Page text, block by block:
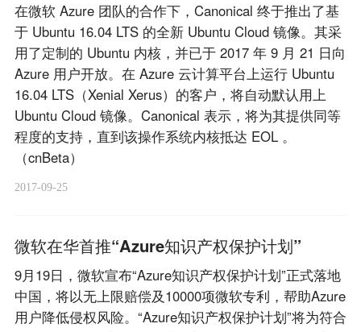
在微软 Azure 团队的合作下，Canonical 终于推出了基
于 Ubuntu 16.04 LTS 的全新 Ubuntu Cloud 镜像。其采
用了定制的 Ubuntu 内核，并已于 2017 年 9 月 21 日向
Azure 用户开放。在 Azure 云计算平台上运行 Ubuntu
16.04 LTS（Xenial Xerus）的客户，将自动默认用上
Ubuntu Cloud 镜像。Canonical 表示，将为其提供同等
程度的支持，直到该操作系统内核抵达 EOL 。
（cnBeta）
2017-09-25
微软在华首推“Azure知识产权保护计划”
9月19日，微软宣布“Azure知识产权保护计划”正式落地
中国，将以无上限赔偿及10000项微软专利，帮助Azure
用户降低侵权风险。“Azure知识产权保护计划”将为符合